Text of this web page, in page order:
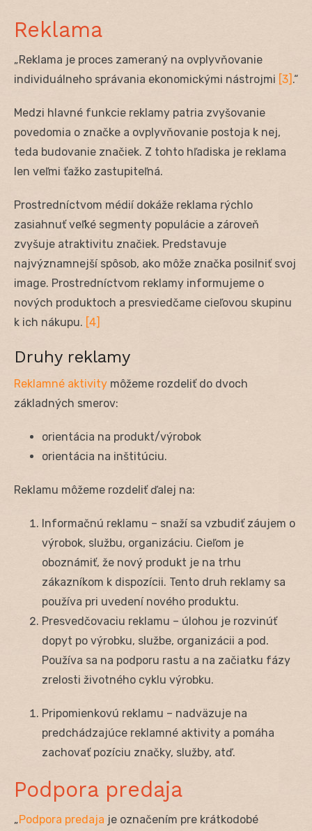
Reklama
„Reklama je proces zameraný na ovplyvňovanie
individuálneho správania ekonomickými nástrojmi [3] .“
Medzi hlavné funkcie reklamy patria zvyšovanie
povedomia o značke a ovplyvňovanie postoja k nej,
teda budovanie značiek. Z tohto hľadiska je reklama
len veľmi ťažko zastupiteľná.
Prostredníctvom médií dokáže reklama rýchlo
zasiahnuť veľké segmenty populácie a zároveň
zvyšuje atraktivitu značiek. Predstavuje
najvýznamnejší spôsob, ako môže značka posilniť svoj
image. Prostredníctvom reklamy informujeme o
nových produktoch a presviedčame cieľovou skupinu
k ich nákupu. [4]
Druhy reklamy
Reklamné aktivity môžeme rozdeliť do dvoch
základných smerov:
orientácia na produkt/výrobok
orientácia na inštitúciu.
Reklamu môžeme rozdeliť ďalej na:
Informačnú reklamu – snaží sa vzbudiť záujem o
výrobok, službu, organizáciu. Cieľom je
oboznámiť, že nový produkt je na trhu
zákazníkom k dispozícii. Tento druh reklamy sa
používa pri uvedení nového produktu.
Presvedčovaciu reklamu – úlohou je rozvinúť
dopyt po výrobku, službe, organizácii a pod.
Používa sa na podporu rastu a na začiatku fázy
zrelosti životného cyklu výrobku.
Pripomienkovú reklamu – nadväzuje na
predchádzajúce reklamné aktivity a pomáha
zachovať pozíciu značky, služby, atď.
Podpora predaja
„Podpora predaja je označením pre krátkodobé